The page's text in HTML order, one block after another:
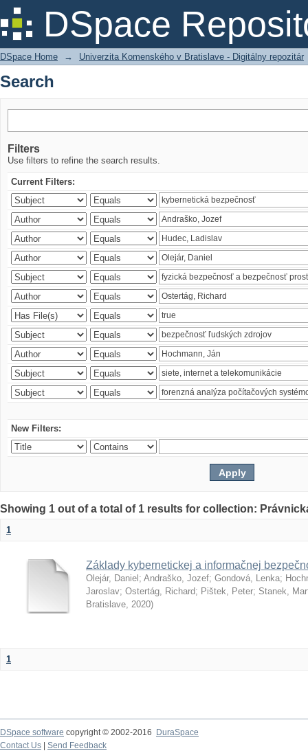
DSpace
Search
DSpace Home → Univerzita Komenského v Bratislave - Digitálny repozitár
Search
Filters
Use filters to refine the search results.
Current Filters:
New Filters:
Showing 1 out of a total of 1 results for collection:
1
Základy kybernetickej a informačnej
Olejár, Daniel ; Andraško, Jozef; Gondová, Lenka;
Jaroslav; Ostertág, Richard; Pištek, Peter; Stanek,
Bratislave, 2020)
1
DSpace software copyright © 2002-2016
DuraSpace
Contact Us
Send Feedback